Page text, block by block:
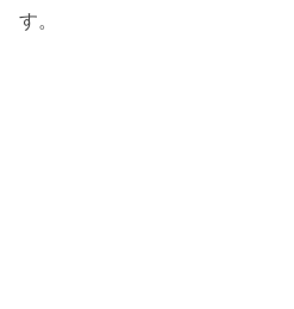
す。